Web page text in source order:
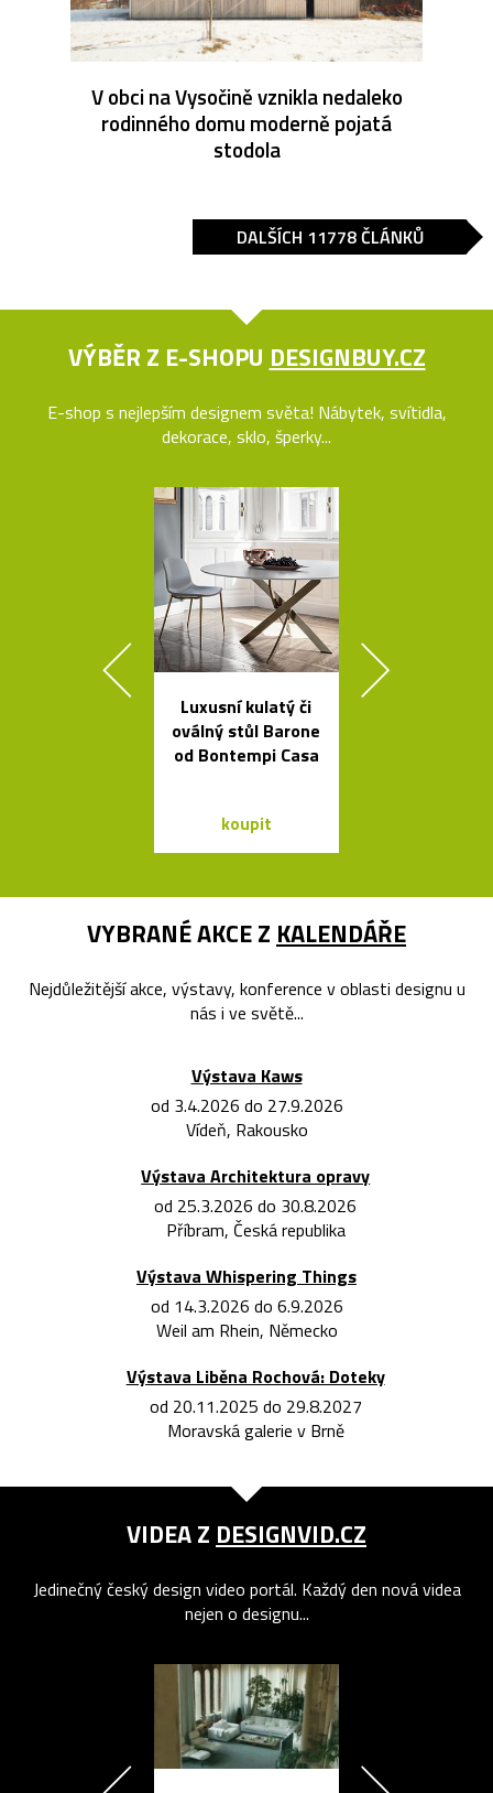
V obci na Vysočině vznikla nedaleko
rodinného domu moderně pojatá
stodola
DALŠÍCH 11778 ČLÁNKŮ
VÝBĚR Z E-SHOPU DESIGNBUY.CZ
E-shop s nejlepším designem světa! Nábytek, svítidla,
dekorace, sklo, šperky...
Luxusní kulatý či
oválný stůl Barone
od Bontempi Casa
koupit
VYBRANÉ AKCE Z KALENDÁŘE
Nejdůležitější akce, výstavy, konference v oblasti designu u
nás i ve světě...
Výstava Kaws
od 3.4.2026 do 27.9.2026
Vídeň, Rakousko
Výstava Architektura opravy
od 25.3.2026 do 30.8.2026
Příbram, Česká republika
Výstava Whispering Things
od 14.3.2026 do 6.9.2026
Weil am Rhein, Německo
Výstava Liběna Rochová: Doteky
od 20.11.2025 do 29.8.2027
Moravská galerie v Brně
VIDEA Z DESIGNVID.CZ
Jedinečný český design video portál. Každý den nová videa
nejen o designu...